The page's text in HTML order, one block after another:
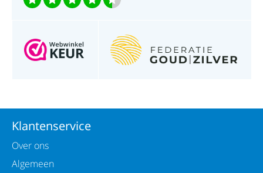
Klantenservice
Over ons
Algemeen